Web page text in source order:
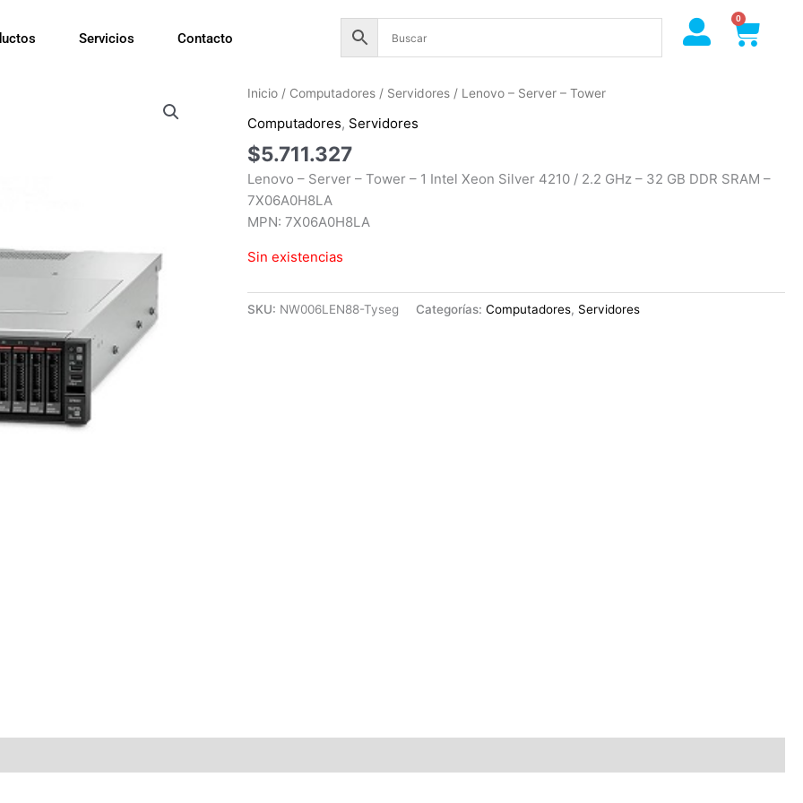
Servicios Contacto
0
Cart
Inicio / Computadores / Servidores / Lenovo – Server – Tower
Computadores, Servidores
$5.711.327
Lenovo – Server – Tower – 1 Intel Xeon Silver 4210 / 2.2 GHz – 32 GB DDR SRAM –
7X06A0H8LA
MPN: 7X06A0H8LA
Sin existencias
SKU: NW006LEN88-Tyseg Categorías:Computadores, Servidores